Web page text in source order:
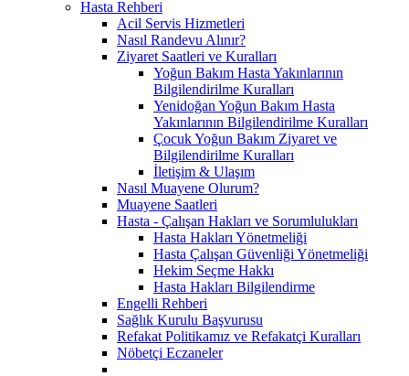
Hasta Rehberi
Acil Servis Hizmetleri
Nasıl Randevu Alınır?
Ziyaret Saatleri ve Kuralları
Yoğun Bakım Hasta Yakınlarının
Bilgilendirilme Kuralları
Yenidoğan Yoğun Bakım Hasta
Yakınlarının Bilgilendirilme Kuralları
Çocuk Yoğun Bakım Ziyaret ve
Bilgilendirilme Kuralları
İletişim & Ulaşım
Nasıl Muayene Olurum?
Muayene Saatleri
Hasta - Çalışan Hakları ve Sorumlulukları
Hasta Hakları Yönetmeliği
Hasta Çalışan Güvenliği Yönetmeliği
Hekim Seçme Hakkı
Hasta Hakları Bilgilendirme
Engelli Rehberi
Sağlık Kurulu Başvurusu
Refakat Politikamız ve Refakatçi Kuralları
Nöbetçi Eczaneler